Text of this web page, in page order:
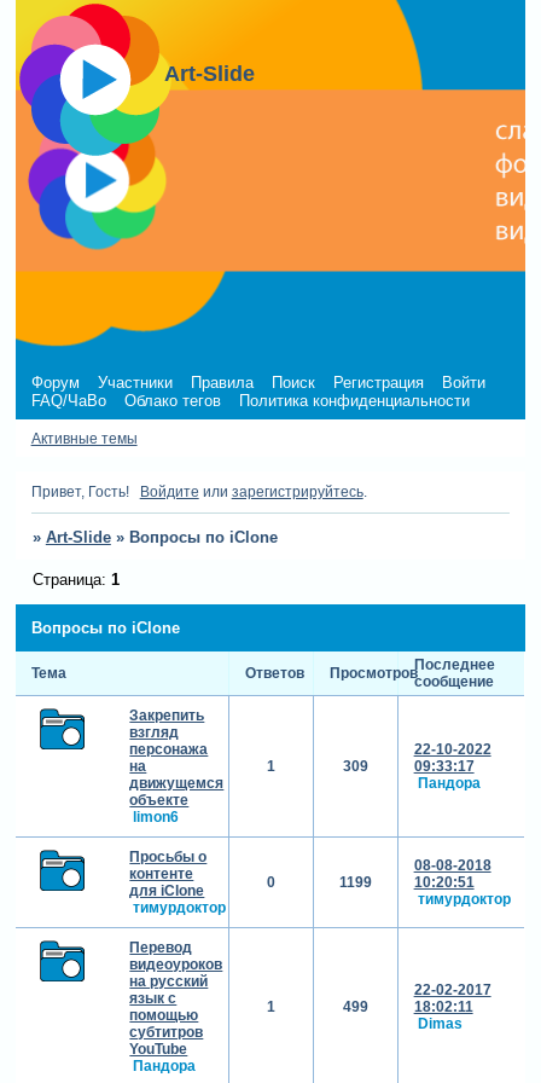
Art-Slide
Форум Участники Правила Поиск Регистрация
Войти
FAQ/ЧаВо
Облако тегов Политика конфиденциальности
Активные темы
Привет, Гость! Войдите или зарегистрируйтесь.
» Art-Slide » Вопросы по iClone
Вопросы по iClone
Страница: 1
Тема Ответов ПросмотровПоследнее
сообщение
Закрепить
взгляд
персонажа
на
движущемся
объекте
limon6
1 309
22-10-2022
09:33:17
Пандора
Просьбы о
контенте
для iClone
тимурдоктор
0 1199
08-08-2018
10:20:51
тимурдоктор
Перевод
видеоуроков
на русский
язык с
помощью
субтитров
YouTube
Пандора
1 499
22-02-2017
18:02:11
Dimas